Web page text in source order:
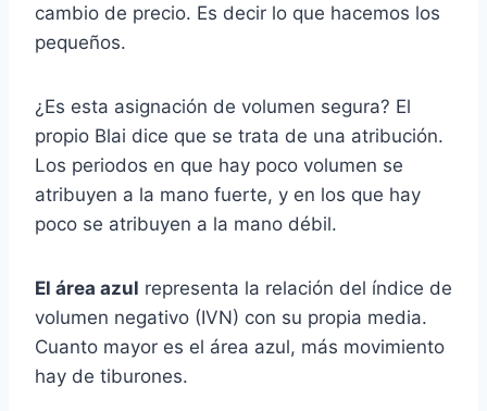
cambio de precio. Es decir lo que hacemos los
pequeños.
¿Es esta asignación de volumen segura? El
propio Blai dice que se trata de una atribución.
Los periodos en que hay poco volumen se
atribuyen a la mano fuerte, y en los que hay
poco se atribuyen a la mano débil.
El área azul representa la relación del índice de
volumen negativo (IVN) con su propia media.
Cuanto mayor es el área azul, más movimiento
hay de tiburones.